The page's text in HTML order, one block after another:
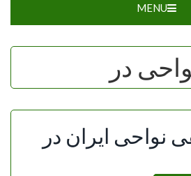
MENU
در
نواحی ایران در